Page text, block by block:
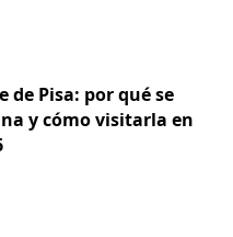
de Pisa: por qué se
y cómo visitarla en